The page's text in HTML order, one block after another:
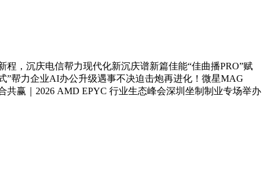
，沉庆电信帮力现代化新沉庆谱新篇佳能“佳曲播PRO”赋
”帮力企业AI办公升级遇事不决迫击炮再进化！微星MAG
赢｜2026 AMD EPYC 行业生态峰会深圳坐制制业专场举办